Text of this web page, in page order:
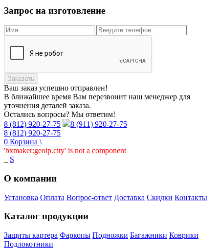
Запрос на изготовление
Заказать
Ваш заказ успешно отправлен!
В ближайшее время Вам перезвонит наш менеджер для
уточнения деталей заказа.
Остались вопросы? Мы ответим!
8 (812) 920-27-75
8 (911) 920-27-75
8 (812) 920-27-75
0 Корзина \
'bxmaker:geoip.city' is not a component
S
О компании
Установка Оплата Вопрос-ответ Доставка Скидки Контакты
Каталог продукции
Защиты картера Фаркопы Подножки Багажники Коврики
Подлокотники